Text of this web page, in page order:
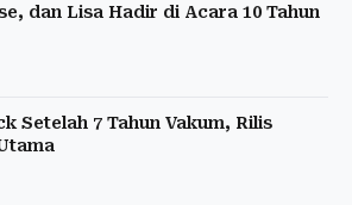
dan Lisa Hadir di Acara 10 Tahun
Setelah 7 Tahun Vakum, Rilis